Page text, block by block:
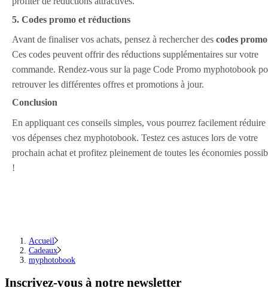
5. Codes promo et réductions
Avant de finaliser vos achats, pensez à rechercher des codes promo
Ces codes peuvent offrir des réductions supplémentaires sur votre
commande. Rendez-vous sur la page Code Promo myphotobook
retrouver les différentes offres et promotions à jour.
Conclusion
En appliquant ces conseils simples, vous pourrez facilement réduire
vos dépenses chez myphotobook. Testez ces astuces lors de votre
prochain achat et profitez pleinement de toutes les économies
!
Accueil
Cadeaux
myphotobook
Inscrivez-vous à notre newsletter